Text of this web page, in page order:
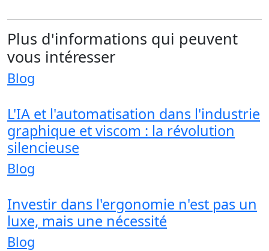
Plus d'informations qui peuvent
vous intéresser
Blog
L'IA et l'automatisation dans l'industrie
graphique et viscom : la révolution
silencieuse
Blog
Investir dans l'ergonomie n'est pas un
luxe, mais une nécessité
Blog